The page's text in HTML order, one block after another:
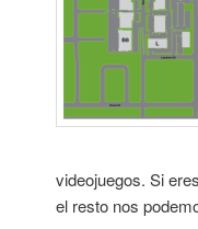
videojuegos. Si
el resto nos